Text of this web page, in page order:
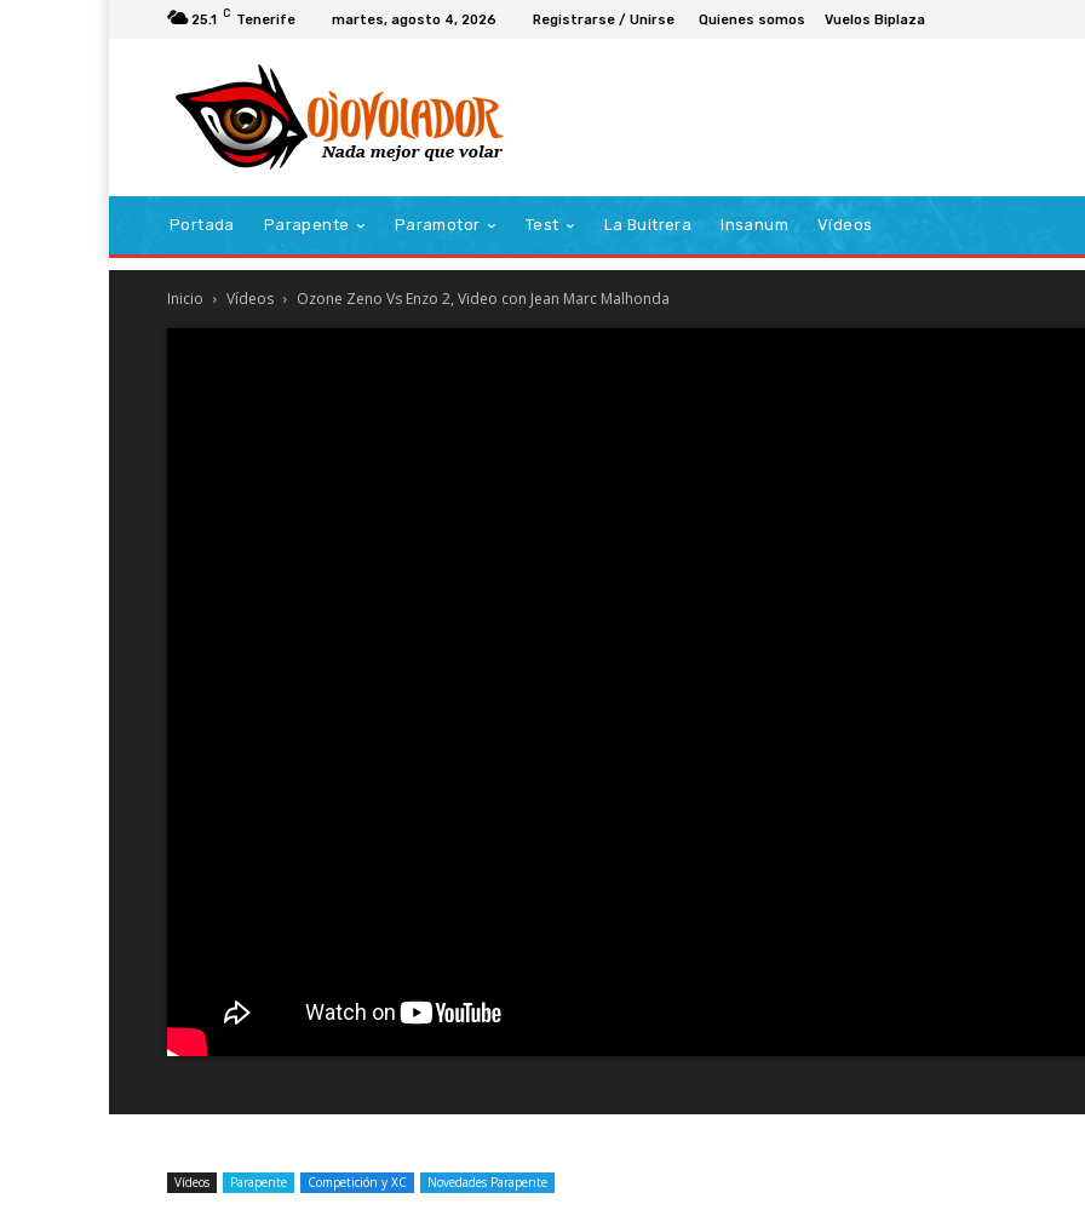
25.1 C Tenerife martes, agosto 4, 2026 Registrarse / Unirse Quienes somos Vuelos Biplaza
Portada Parapente Paramotor Test La Buitrera Insanum Vídeos
Inicio Vídeos Ozone Zeno Vs Enzo 2, Video con Jean Marc Malhonda
Vídeos Parapente Competición y XC Novedades Parapente